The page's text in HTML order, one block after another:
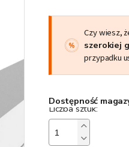
Czy wiesz,
szerokiej
przypadku
Dostępność